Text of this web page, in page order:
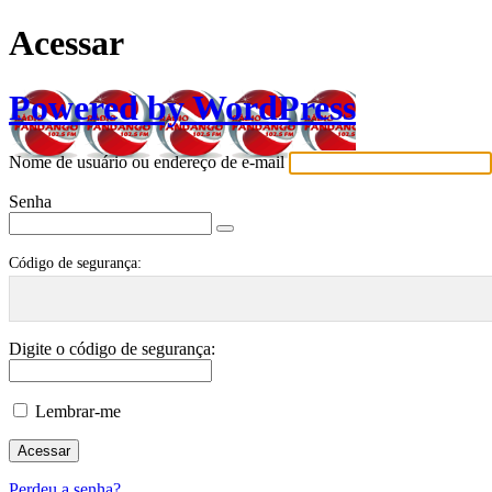
Acessar
Powered by WordPress
Nome de usuário ou endereço de e-mail
Senha
Código de segurança:
Digite o código de segurança:
Lembrar-me